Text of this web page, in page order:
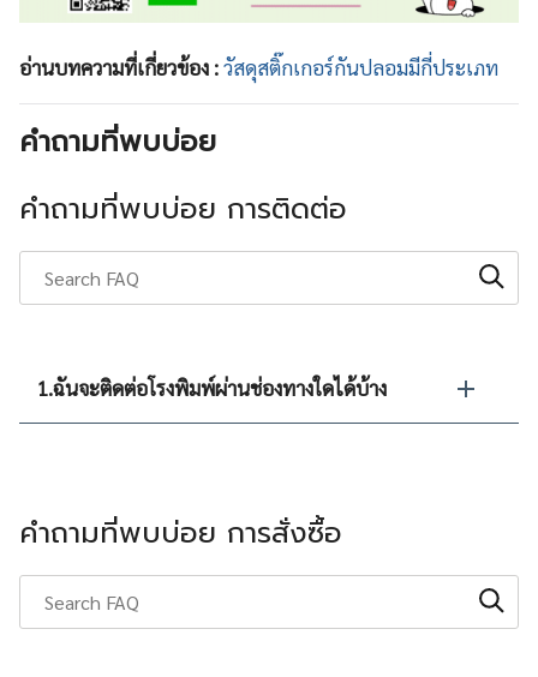
อ่านบทความที่เกี่ยวข้อง :วัสดุสติ๊กเกอร์กันปลอมมีกี่ประเภท
คำถามที่พบบ่อย
คำถามที่พบบ่อย การติดต่อ
1.ฉันจะติดต่อโรงพิมพ์ผ่านช่องทางใดได้บ้าง
คำถามที่พบบ่อย การสั่งซื้อ